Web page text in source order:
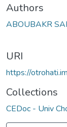
Authors
ABOUBAKR
URI
https://
Collections
CEDoc - Univ